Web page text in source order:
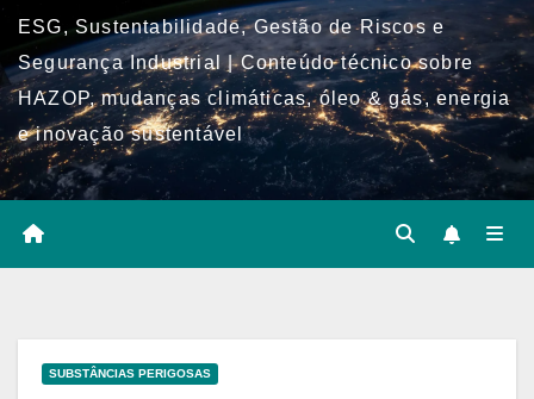
ESG, Sustentabilidade, Gestão de Riscos e
Segurança Industrial | Conteúdo técnico sobre
HAZOP, mudanças climáticas, óleo & gás, energia
e inovação sustentável
SUBSTÂNCIAS PERIGOSAS